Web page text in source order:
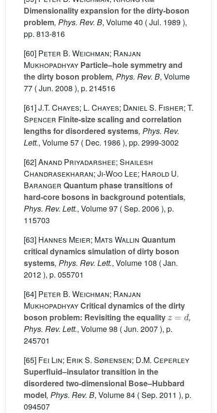
Dimensionality expansion for the dirty-boson
problem, Phys. Rev. B, Volume 40 ( Jul. 1989 ),
pp. 813-816
[60] Peter B. Weichman; Ranjan
Mukhopadhyay Particle–hole symmetry and
the dirty boson problem, Phys. Rev. B, Volume
77 ( Jun. 2008 ), p. 214516
[61]J.T. Chayes; L. Chayes; Daniel S. Fisher; T.
Spencer Finite-size scaling and correlation
lengths for disordered systems, Phys. Rev.
Lett., Volume 57 ( Dec. 1986 ), pp. 2999-3002
[62]Anand Priyadarshee; Shailesh
Chandrasekharan; Ji-Woo Lee; Harold U.
Baranger Quantum phase transitions of
hard-core bosons in background potentials,
Phys. Rev. Lett., Volume 97 ( Sep. 2006 ), p.
115703
[63] Hannes Meier; Mats Wallin Quantum
critical dynamics simulation of dirty boson
systems, Phys. Rev. Lett., Volume 108 ( Jan.
2012 ), p. 055701
[64] Peter B. Weichman; Ranjan
MukhopadhyayCritical dynamics of the dirty
boson problem: Revisiting the equality
z=d
,
Phys. Rev. Lett., Volume 98 ( Jun. 2007 ), p.
245701
[65] Fei Lin; Erik S. Sørensen; D.M. Ceperley
Superfluid–insulator transition in the
disordered two-dimensional Bose–Hubbard
model, Phys. Rev. B, Volume 84 ( Sep. 2011 ), p.
094507